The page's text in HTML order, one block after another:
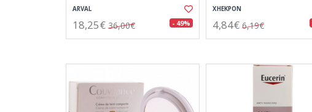
ARVAL
18,25€ 36,00€ - 49%
XHEKPON
4,84€ 6,19€